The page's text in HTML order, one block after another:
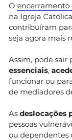
O encerramento
na Igreja
contribuíram
seja agora mais
Assim, pode sair
essenciais,
funcionar ou
de mediadores
As deslocações
pessoas
ou dependentes